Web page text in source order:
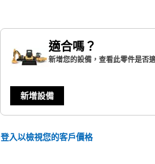
適合嗎？
新增您的設備，查看此零件是否
新增設備
登入以檢視您的客戶價格